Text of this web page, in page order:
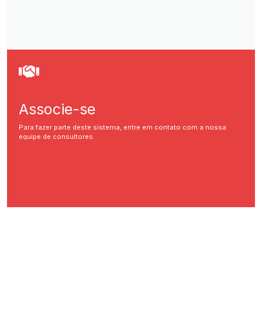
Associe-se
Para fazer parte deste sistema, entre em contato com a nossa
equipe de consultores.